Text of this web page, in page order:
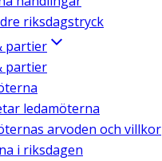
riksdagstryck
partier
partier
ledamöterna
arvoden och villkor
i riksdagen